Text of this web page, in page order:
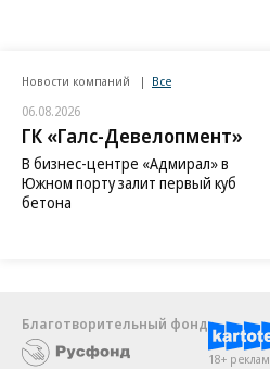
Новости компаний Все
06.08.2026
ГК «Галс-Девелопмент»
В бизнес-центре «Адмирал» в
Южном порту залит первый куб
бетона
Благотворительный фонд
18+